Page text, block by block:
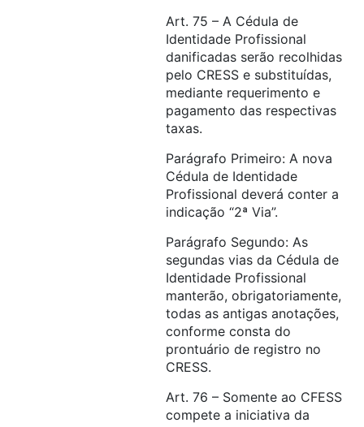
Art. 75 – A Cédula de
Identidade Profissional
danificadas serão recolhidas
pelo CRESS e substituídas,
mediante requerimento e
pagamento das respectivas
taxas.
Parágrafo Primeiro: A nova
Cédula de Identidade
Profissional deverá conter a
indicação “2ª Via”.
Parágrafo Segundo: As
segundas vias da Cédula de
Identidade Profissional
manterão, obrigatoriamente,
todas as antigas anotações,
conforme consta do
prontuário de registro no
CRESS.
Art. 76 – Somente ao CFESS
compete a iniciativa da